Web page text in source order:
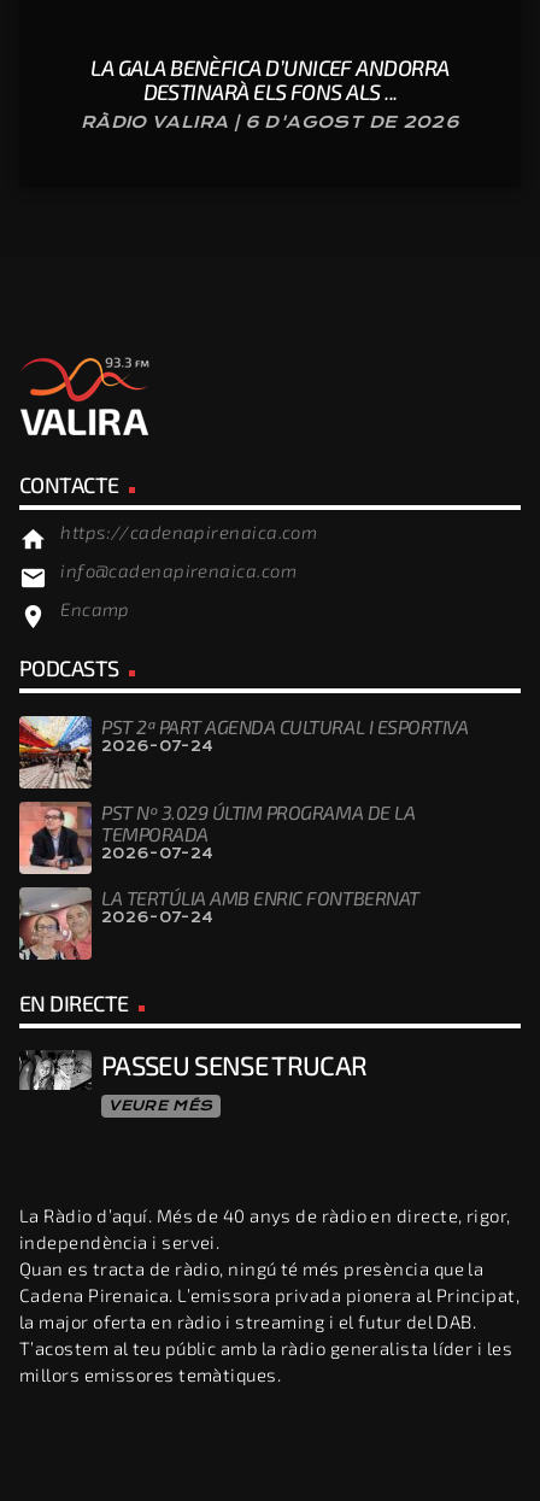
LA GALA BENÈFICA D’UNICEF ANDORRA
DESTINARÀ ELS FONS ALS ...
RÀDIO VALIRA | 6 D'AGOST DE 2026
CONTACTE
home https://cadenapirenaica.com
email info@cadenapirenaica.com
location_on Encamp
PODCASTS
PST 2ª PART AGENDA CULTURAL I ESPORTIVA
2026-07-24
PST Nº 3.029 ÚLTIM PROGRAMA DE LA
TEMPORADA
2026-07-24
LA TERTÚLIA AMB ENRIC FONTBERNAT
2026-07-24
EN DIRECTE
PASSEU SENSE TRUCAR
VEURE MÉS
La Ràdio d’aquí. Més de 40 anys de ràdio en directe, rigor,
independència i servei.
Quan es tracta de ràdio, ningú té més presència que la
Cadena Pirenaica. L’emissora privada pionera al Principat,
la major oferta en ràdio i streaming i el futur del DAB.
T’acostem al teu públic amb la ràdio generalista líder i les
millors emissores temàtiques.